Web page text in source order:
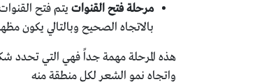
مرحلة فتح القنوات يتم فتح
بالاتجاه الصحيح وبالتالي يكون مظهره
هذه المرحلة مهمة جداً فهي التي تحدد
واتجاه نمو الشعر لكل منطقة منه